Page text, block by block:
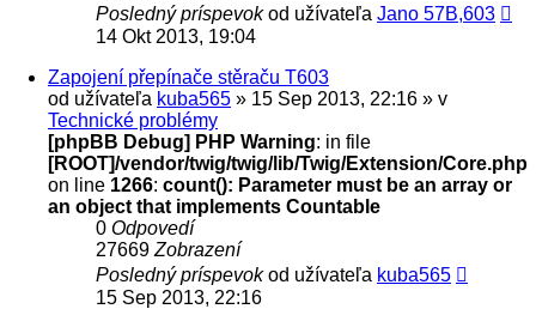
Posledný príspevokod užívateľa Jano 57B,603
14 Okt 2013, 19:04
Zapojení přepínače stěraču T603
od užívateľa kuba565 » 15 Sep 2013, 22:16 » v
Technické problémy
[phpBB Debug] PHP Warning: in file
[ROOT]/vendor/twig/twig/lib/Twig/Extension/Core.php
on line 1266: count(): Parameter must be an array or
an object that implements Countable
0 Odpovedí
27669 Zobrazení
Posledný príspevokod užívateľa kuba565
15 Sep 2013, 22:16